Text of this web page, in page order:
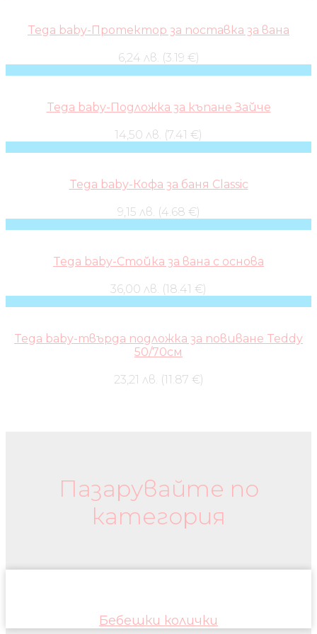
Tega baby-Протектор за поставка за вана
6,24 лв. (3.19 €)
Tega baby-Подложка за къпане Зайче
14,50 лв. (7.41 €)
Tega baby-Кофа за баня Classic
9,15 лв. (4.68 €)
Tega baby-Стойка за вана с основа
36,00 лв. (18.41 €)
Tega baby-твърда подложка за повиване Teddy
50/70см
23,21 лв. (11.87 €)
Пазарувайте по
категория
Бебешки колички